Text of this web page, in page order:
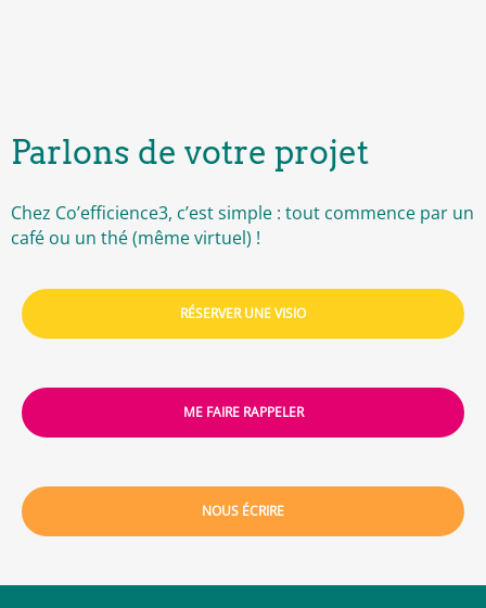
Parlons de votre projet
Chez Co’efficience3, c’est simple : tout commence par un
café ou un thé (même virtuel) !
RÉSERVER UNE VISIO
ME FAIRE RAPPELER
NOUS ÉCRIRE